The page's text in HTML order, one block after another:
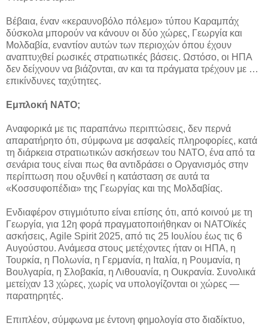
Βέβαια, έναν «κεραυνοβόλο πόλεμο» τύπου Καραμπάχ
δύσκολα μπορούν να κάνουν οι δύο χώρες, Γεωργία και
Μολδαβία, εναντίον αυτών των περιοχών όπου έχουν
αναπτυχθεί ρωσικές στρατιωτικές βάσεις. Ωστόσο, οι ΗΠΑ
δεν δείχνουν να βιάζονται, αν και τα πράγματα τρέχουν με …
επικίνδυνες ταχύτητες.
Εμπλοκή ΝΑΤΟ;
Αναφορικά με τις παραπάνω περιπτώσεις, δεν περνά
απαρατήρητο ότι, σύμφωνα με ασφαλείς πληροφορίες, κατά
τη διάρκεια στρατιωτικών ασκήσεων του ΝΑΤΟ, ένα από τα
σενάρια τους είναι πως θα αντιδράσει ο Οργανισμός στην
περίπτωση που οξυνθεί η κατάσταση σε αυτά τα
«Κοσσυφοπέδια» της Γεωργίας και της Μολδαβίας.
Ενδιαφέρον στιγμιότυπο είναι επίσης ότι, από κοινού με τη
Γεωργία, για 12η φορά πραγματοποιήθηκαν οι ΝΑΤΟϊκές
ασκήσεις, Agile Spirit 2025, από τις 25 Ιουλίου έως τις 6
Αυγούστου. Ανάμεσα στους μετέχοντες ήταν οι ΗΠΑ, η
Τουρκία, η Πολωνία, η Γερμανία, η Ιταλία, η Ρουμανία, η
Βουλγαρία, η Σλοβακία, η Λιθουανία, η Ουκρανία. Συνολικά
μετείχαν 13 χώρες, χωρίς να υπολογίζονται οι χώρες —
παρατηρητές.
Επιπλέον, σύμφωνα με έντονη φημολογία στο διαδίκτυο,